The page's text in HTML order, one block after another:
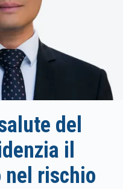
del
il
nel rischio